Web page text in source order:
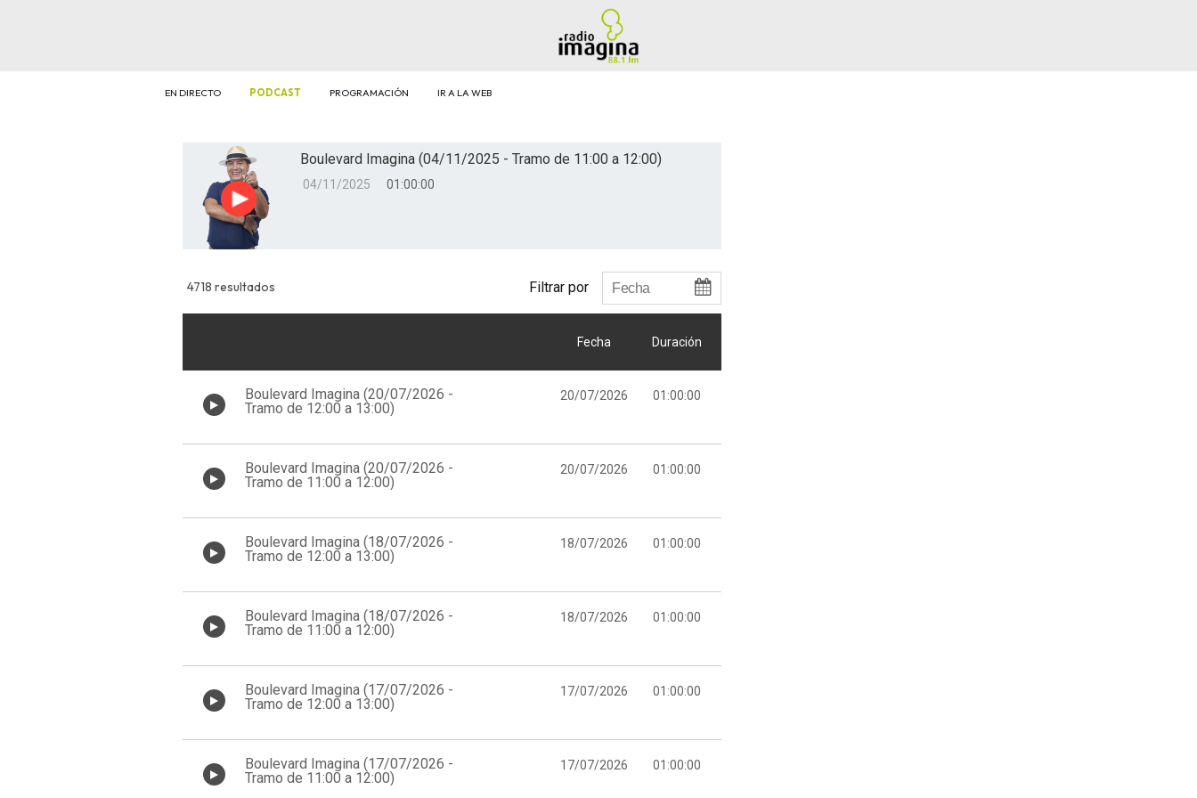
EN DIRECTO PODCAST PROGRAMACIÓN IR A LA WEB
Reproducir
Boulevard Imagina (04/11/2025 - Tramo de 11:00 a 12:00)
04/11/2025 01:00:00
4718 resultados Filtrar por
Fecha Duración
Boulevard Imagina (20/07/2026 -
Tramo de 12:00 a 13:00)
20/07/2026 01:00:00
Boulevard Imagina (20/07/2026 -
Tramo de 11:00 a 12:00)
20/07/2026 01:00:00
Boulevard Imagina (18/07/2026 -
Tramo de 12:00 a 13:00)
18/07/2026 01:00:00
Boulevard Imagina (18/07/2026 -
Tramo de 11:00 a 12:00)
18/07/2026 01:00:00
Boulevard Imagina (17/07/2026 -
Tramo de 12:00 a 13:00)
17/07/2026 01:00:00
Boulevard Imagina (17/07/2026 -
Tramo de 11:00 a 12:00)
17/07/2026 01:00:00